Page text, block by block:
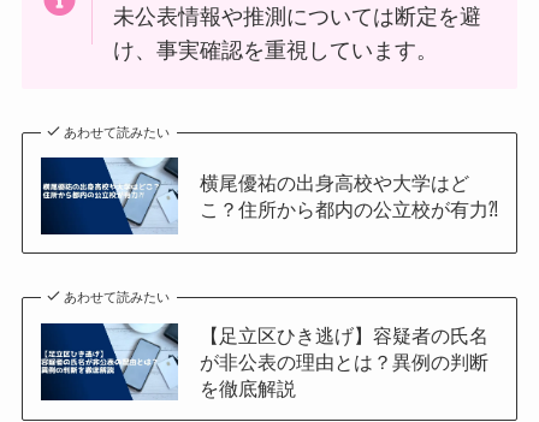
未公表情報や推測については断定を避
け、事実確認を重視しています。
あわせて読みたい
横尾優祐の出身高校や大学はど
こ？住所から都内の公立校が有力⁈
あわせて読みたい
【足立区ひき逃げ】容疑者の氏名
が非公表の理由とは？異例の判断
を徹底解説